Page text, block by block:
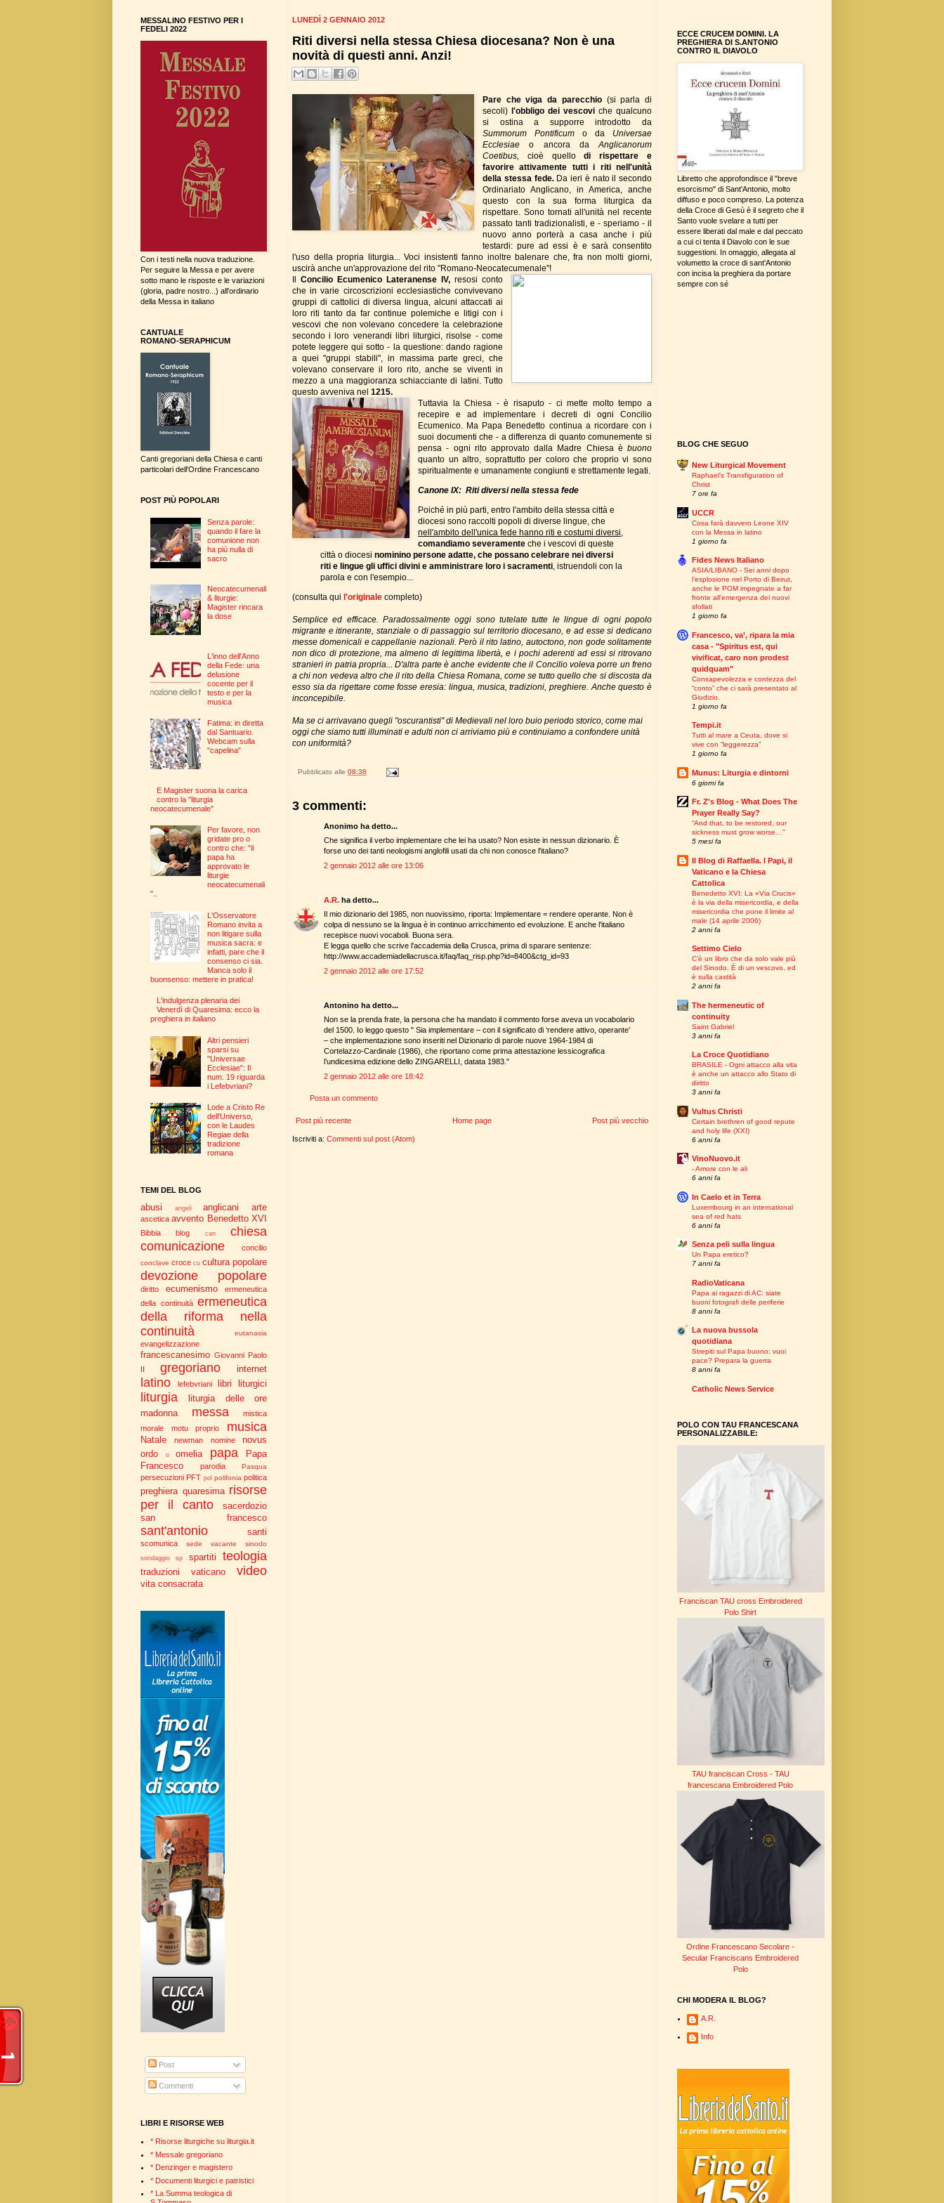
LUNEDÌ 2 GENNAIO 2012
Riti diversi nella stessa Chiesa diocesana? Non è una
novità di questi anni. Anzi!
Pare che viga da parecchio(si parla di
secoli)l'obbligo dei vescoviche qualcuno
si ostina a supporre introdotto da
Summorum Pontificum o da Universae
Ecclesiaeo ancora daAnglicanorum
Coetibus, cioè quellodi rispettare e
favorire attivamente tutti i riti nell'unità
della stessa fede. Da ieri è nato il secondo
Ordinariato Anglicano, in America, anche
questo con la sua forma liturgica da
rispettare. Sono tornati all'unità nel recente
passato tanti tradizionalisti, e - speriamo - il
nuovo anno porterà a casa anche i più
testardi: pure ad essi è e sarà consentito
l'uso della propria liturgia... Voci insistenti fanno inoltre balenare che, fra non molti giorni,
uscirà anche un'approvazione del rito "Romano-Neocatecumenale"!
Il Concilio Ecumenico Lateranense IV,resosi conto
che in varie circoscrizioni ecclesiastiche convivevano
gruppi di cattolici di diversa lingua, alcuni attaccati ai
loro riti tanto da far continue polemiche e litigi con i
vescovi che non volevano concedere la celebrazione
secondo i loro venerandi libri liturgici, risolse - come
potete leggere qui sotto - la questione: dando ragione
a quei "gruppi stabili", in massima parte greci, che
volevano conservare il loro rito, anche se viventi in
mezzo a una maggioranza schiacciante di latini. Tutto
questo avveniva nel 1215.
Tuttavia la Chiesa - è risaputo - ci mette molto tempo a
recepire e ad implementare i decreti di ogni Concilio
Ecumenico. Ma Papa Benedetto continua a ricordare con i
suoi documenti che - a differenza di quanto comunemente si
pensa - ogni rito approvato dalla Madre Chiesa è buono
quanto un altro, soprattutto per coloro che proprio vi sono
spiritualmente e umanamente congiunti e strettamente legati.
Canone IX: Riti diversi nella stessa fede
Poiché in più parti, entro l'ambito della stessa città e
diocesi sono raccolti popoli di diverse lingue, che
nell'ambito dell'unica fede hanno riti e costumi diversi,
comandiamo severamente che i vescovi di queste
città o diocesi nominino persone adatte, che possano celebrare nei diversi
riti e lingue gli uffici divini e amministrare loro i sacramenti , istruendoli con la
parola e con l'esempio...
(consulta qui l'originale completo)
Semplice ed efficace. Paradossalmente oggi sono tutelate tutte le lingue di ogni popolo
migrante e itinerante, stanziale o di passaggio sul territorio diocesano, e ad esse si dedicano
messe domenicali e cappellanie nazionali. Però il rito latino, autoctono, non gode solitamente
non dico di protezione, ma almeno di legittima libertà, e i pochi aderenti ad essi si ritrovano
stranieri in patria propria... D'altra parte è anche evidente che il Concilio voleva porre un freno
a chi non vedeva altro che il rito della Chiesa Romana, come se tutto quello che si discosta da
esso sia da rigettare come fosse eresia: lingua, musica, tradizioni, preghiere. Anche questo è
inconcepibile.
Ma se ci arrivavano quegli "oscurantisti" di Medievali nel loro buio periodo storico, come mai
oggi che siamo tutti illuminati e adulti non ci arriviamo più e continuiamo a confondere unità
con uniformità?
Pubblicato alle 08:38
3 commenti:
Anonimo ha detto...
Che significa il verbo implementare che lei ha usato? Non esiste in nessun dizionario. È
forse uno dei tanti neologismi anglofili usati da chi non conosce l'italiano?
2 gennaio 2012 alle ore 13:06
A.R. ha detto...
Il mio dizionario del 1985, non nuovissimo, riporta: Implementare = rendere operante. Non è
colpa di nessuno se la lingua è in continuo arricchimento ed evoluzione. E anche l'italiano
recepisce nuovi vocaboli. Buona sera.
E legga quello che scrive l'accademia della Crusca, prima di sparare sentenze:
http://www.accademiadellacrusca.it/faq/faq_risp.php?id=8400&ctg_id=93
2 gennaio 2012 alle ore 17:52
Antonino ha detto...
Non se la prenda frate, la persona che ha mandato il commento forse aveva un vocabolario
del 1500. Io leggo questo " Sia implementare – con il significato di ‘rendere attivo, operante’
– che implementazione sono inseriti nel Dizionario di parole nuove 1964-1984 di
Cortelazzo-Cardinale (1986), che riportano come prima attestazione lessicografica
l’undicesima edizione dello ZINGARELLI, datata 1983."
2 gennaio 2012 alle ore 18:42
Posta un commento
Post più recente Post più vecchio
Home page
Iscriviti a: Commenti sul post (Atom)
MESSALINO FESTIVO PER I
FEDELI 2022
Con i testi nella nuova traduzione.
Per seguire la Messa e per avere
sotto mano le risposte e le variazioni
(gloria, padre nostro...) all'ordinario
della Messa in italiano
CANTUALE
ROMANO-SERAPHICUM
Canti gregoriani della Chiesa e canti
particolari dell'Ordine Francescano
POST PIÙ POPOLARI
Senza parole:
quando il fare la
comunione non
ha più nulla di
sacro
Neocatecumenali
& liturgie:
Magister rincara
la dose
L'inno dell'Anno
della Fede: una
delusione
cocente per il
testo e per la
musica
Fatima: in diretta
dal Santuario.
Webcam sulla
"capelina"
E Magister suona la carica
contro la "liturgia
neocatecumenale"
Per favore, non
gridate pro o
contro che: "il
papa ha
approvato le
liturgie
neocatecumenali
"..
L'Osservatore
Romano invita a
non litigare sulla
musica sacra: e
infatti, pare che il
consenso ci sia.
Manca solo il
buonsenso: mettere in pratica!
L'indulgenza plenaria dei
Venerdì di Quaresima: ecco la
preghiera in italiano
Altri pensieri
sparsi su
"Universae
Ecclesiae": Il
num. 19 riguarda
i Lefebvriani?
Lode a Cristo Re
dell'Universo,
con le Laudes
Regiae della
tradizione
romana
TEMI DEL BLOG
abusi angeli anglicani arte
ascetica avvento Benedetto XVI
Bibbia blog can
chiesa
comunicazione
concilio
conclave croce cu cultura popolare
devozione popolare
diritto ecumenismo
ermeneutica
della continuità ermeneutica
della riforma nella
continuità
eutanasia
evangelizzazione
francescanesimo Giovanni Paolo
gregoriano internet
latino lefebvriani libri liturgici
liturgia
liturgia delle ore
madonna
messa
mistica
morale
motu proprio musica
Natale newman nomine
novus
ordo
o omelia papa
Papa
Francesco
parodia Pasqua
persecuzioni PFT pol polifonia politica
preghiera quaresima risorse
per il canto
sacerdozio
san francesco
sant'antonio santi
scomunica sede vacante sinodo
sondaggio sp spartiti teologia
traduzioni vaticano video
vita consacrata
Post
Commenti
LIBRI E RISORSE WEB
* Risorse liturgiche su liturgia.it
* Messale gregoriano
* Denzinger e magistero
* Documenti liturgici e patristici
* La Summa teologica di
ECCE CRUCEM DOMINI. LA
PREGHIERA DI S.ANTONIO
CONTRO IL DIAVOLO
Libretto che approfondisce il "breve
esorcismo" di Sant'Antonio, molto
diffuso e poco compreso. La potenza
della Croce di Gesù è il segreto che il
Santo vuole svelare a tutti per
essere liberati dal male e dal peccato
a cui ci tenta il Diavolo con le sue
suggestioni. In omaggio, allegata al
volumetto la croce di sant'Antonio
con incisa la preghiera da portare
sempre con sé
BLOG CHE SEGUO
New Liturgical Movement
Raphael’s Transfiguration of
Christ
7 ore fa
UCCR
Cosa farà davvero Leone XIV
con la Messa in latino
1 giorno fa
Fides News Italiano
ASIA/LIBANO - Sei anni dopo
l’esplosione nel Porto di Beirut,
anche le POM impegnate a far
fronte all’emergenza dei nuovi
sfollati
1 giorno fa
Francesco, va’, ripara la mia
casa - "Spiritus est, qui
vivificat, caro non prodest
quidquam"
Consapevolezza e contezza del
“conto” che ci sarà presentato al
Giudizio.
1 giorno fa
Tempi.it
Tutti al mare a Ceuta, dove si
vive con “leggerezza”
1 giorno fa
Munus: Liturgia e dintorni
6 giorni fa
Fr. Z's Blog - What Does The
Prayer Really Say?
“And that, to be restored, our
sickness must grow worse…”
5 mesi fa
Il Blog di Raffaella. I Papi, il
Vaticano e la Chiesa
Cattolica
Benedetto XVI: La «Via Crucis»
è la via della misericordia, e della
misericordia che pone il limite al
male (14 aprile 2006)
2 anni fa
Settimo Cielo
C’è un libro che da solo vale più
del Sinodo. È di un vescovo, ed
è sulla castità
2 anni fa
The hermeneutic of
continuity
Saint Gabriel
3 anni fa
La Croce Quotidiano
BRASILE - Ogni attacco alla vita
è anche un attacco allo Stato di
diritto
3 anni fa
Vultus Christi
Certain brethren of good repute
and holy life (XXI)
6 anni fa
VinoNuovo.it
- Amore con le ali
6 anni fa
In Caelo et in Terra
Luxembourg in an international
sea of red hats
6 anni fa
Senza peli sulla lingua
Un Papa eretico?
7 anni fa
RadioVaticana
Papa ai ragazzi di AC: siate
buoni fotografi delle periferie
8 anni fa
La nuova bussola
quotidiana
Strepiti sul Papa buono: vuoi
pace? Prepara la guerra
8 anni fa
Catholic News Service
POLO CON TAU FRANCESCANA
PERSONALIZZABILE:
Franciscan TAU cross Embroidered
Polo Shirt
TAU franciscan Cross - TAU
francescana Embroidered Polo
Ordine Francescano Secolare -
Secular Franciscans Embroidered
Polo
CHI MODERA IL BLOG?
A.R.
Info